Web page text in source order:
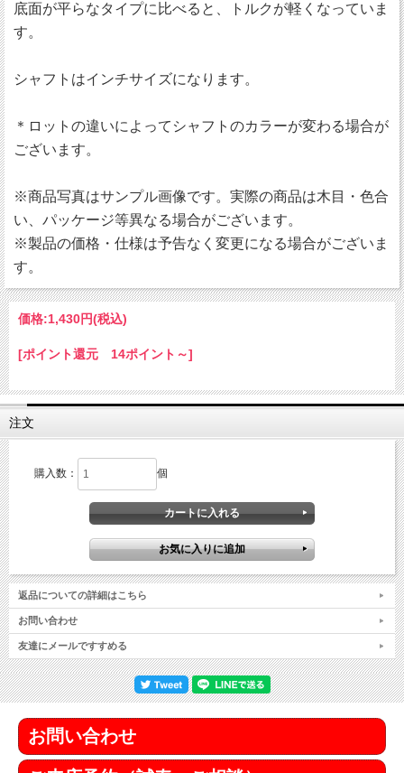
底面が平らなタイプに比べると、トルクが軽くなっていま
す。
シャフトはインチサイズになります。
＊ロットの違いによってシャフトのカラーが変わる場合が
ございます。
※商品写真はサンプル画像です。実際の商品は木目・色合
い、パッケージ等異なる場合がございます。
※製品の価格・仕様は予告なく変更になる場合がございま
す。
価格:1,430円(税込)
[ポイント還元 14ポイント～]
注文
購入数： 個
返品についての詳細はこちら
お問い合わせ
友達にメールですすめる
お問い合わせ